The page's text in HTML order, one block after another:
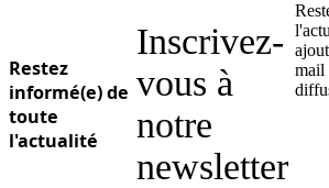
Restez
informé(e) de
toute
l'actualité
Inscrivez-
vous à
notre
newsletter
mail